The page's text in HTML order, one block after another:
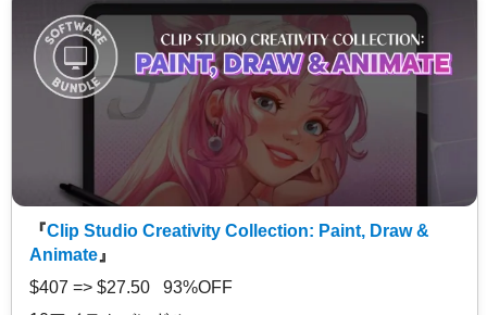
『Clip Studio Creativity Collection: Paint, Draw &
Animate 』
$407 => $27.50 93%OFF